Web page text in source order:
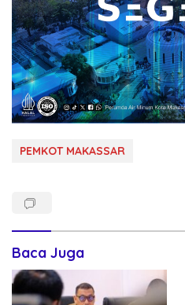
PEMKOT MAKASSAR
Baca Juga